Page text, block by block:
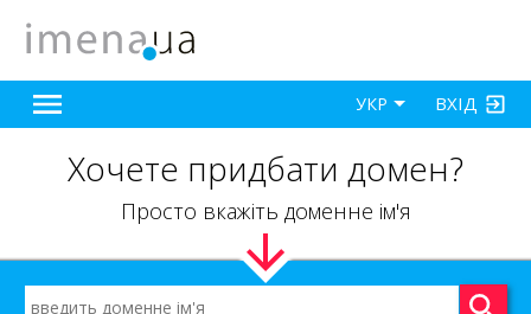
ВХІД
УКР
Хочете придбати домен?
Просто вкажіть доменне ім'я